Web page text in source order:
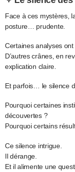
Face à ces mystères,
posture… prudente.
Certaines analyses ont
D’autres crânes, en
explication claire.
Et parfois… le silence
Pourquoi certaines
découvertes ?
Pourquoi certains
Ce silence intrigue.
Il dérange.
Et il alimente une